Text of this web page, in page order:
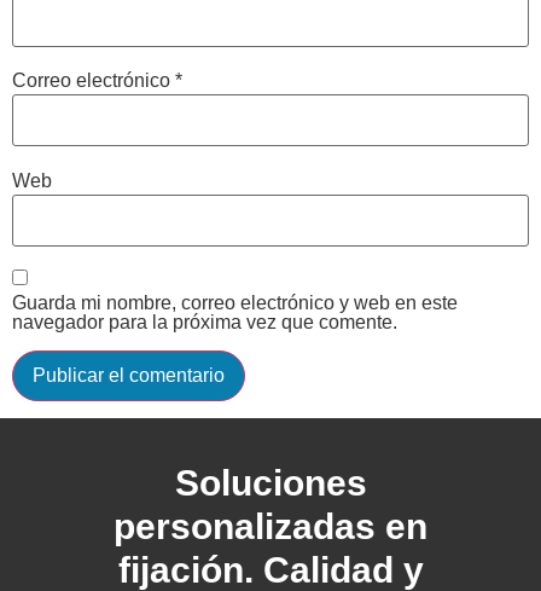
Correo electrónico *
Web
Guarda mi nombre, correo electrónico y web en este
navegador para la próxima vez que comente.
Soluciones
personalizadas en
fijación. Calidad y